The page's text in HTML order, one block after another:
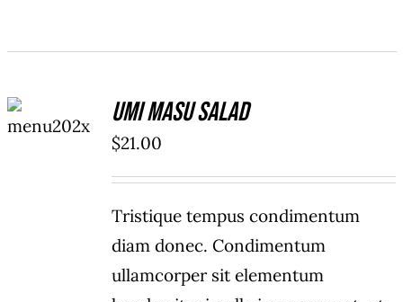
CART
/
Umi Masu Salad
$21.00
Tristique tempus condimentum
diam donec. Condimentum
ullamcorper sit elementum